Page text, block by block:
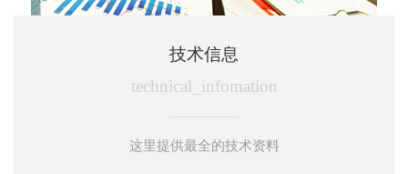
技术信息
technical_infomation
这里提供最全的技术资料